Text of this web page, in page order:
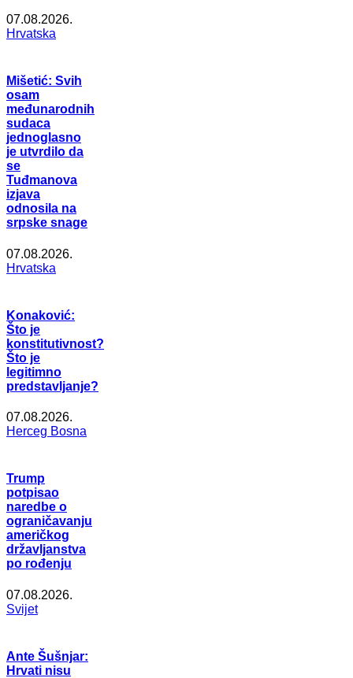
07.08.2026.
Hrvatska
Mišetić: Svih
osam
međunarodnih
sudaca
jednoglasno
je utvrdilo da
se
Tuđmanova
izjava
odnosila na
srpske snage
07.08.2026.
Hrvatska
Konaković:
Što je
konstitutivnost?
Što je
legitimno
predstavljanje?
07.08.2026.
Herceg Bosna
Trump
potpisao
naredbe o
ograničavanju
američkog
državljanstva
po rođenju
07.08.2026.
Svijet
Ante Šušnjar:
Hrvati nisu